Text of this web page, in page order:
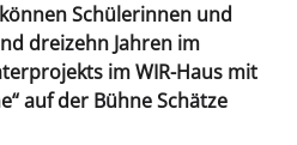
Schülerinnen und
dreizehn Jahren im
im WIR-Haus mit
auf der Bühne Schätze